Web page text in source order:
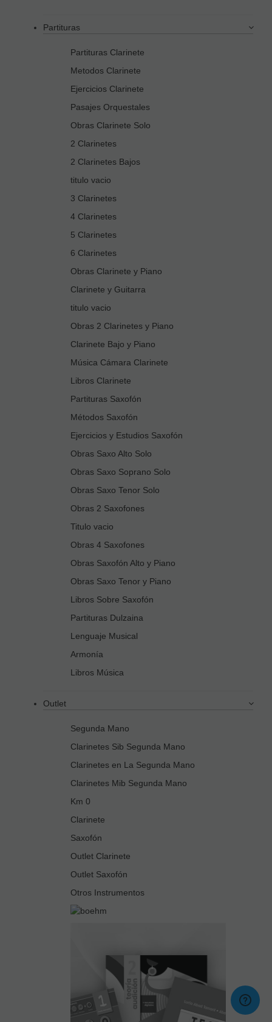
Partituras
Partituras Clarinete
Metodos Clarinete
Ejercicios Clarinete
Pasajes Orquestales
Obras Clarinete Solo
2 Clarinetes
2 Clarinetes Bajos
titulo vacio
3 Clarinetes
4 Clarinetes
5 Clarinetes
6 Clarinetes
Obras Clarinete y Piano
Clarinete y Guitarra
titulo vacio
Obras 2 Clarinetes y Piano
Clarinete Bajo y Piano
Música Cámara Clarinete
Libros Clarinete
Partituras Saxofón
Métodos Saxofón
Ejercicios y Estudios Saxofón
Obras Saxo Alto Solo
Obras Saxo Soprano Solo
Obras Saxo Tenor Solo
Obras 2 Saxofones
Titulo vacio
Obras 4 Saxofones
Obras Saxofón Alto y Piano
Obras Saxo Tenor y Piano
Libros Sobre Saxofón
Partituras Dulzaina
Lenguaje Musical
Armonía
Libros Música
Outlet
Segunda Mano
Clarinetes Sib Segunda Mano
Clarinetes en La Segunda Mano
Clarinetes Mib Segunda Mano
Km 0
Clarinete
Saxofón
Outlet Clarinete
Outlet Saxofón
Otros Instrumentos